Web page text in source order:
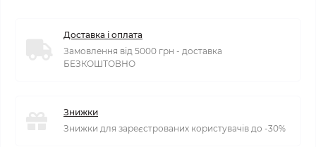
Доставка і оплата
Замовлення від 5000 грн - доставка
БЕЗКОШТОВНО
Знижки
Знижки для зареєстрованих користувачів до -30%